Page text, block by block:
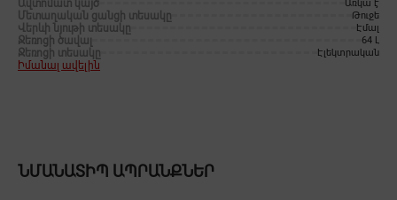
Ավտոմատ կայծ Առկա է
Մետաղական ցանցի տեսակը Թուջե
Վերևի նյութի տեսակը Էմալ
Ջեռոցի ծավալ 64 Լ
Ջեռոցի տեսակը Էլեկտրական
Իմանալ ավելին
ՆՄԱՆԱՏԻՊ ԱՊՐԱՆՔՆԵՐ